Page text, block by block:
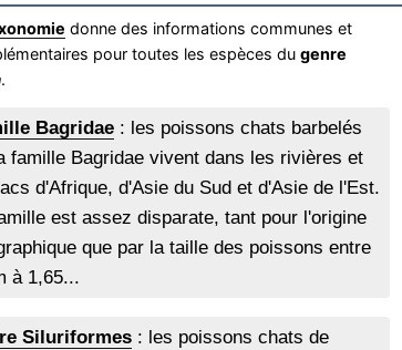
donne des informations communes et
pour toutes les espèces dugenre
.
Bagridae : les poissons chats barbelés
famille Bagridae vivent dans les rivières et
d'Afrique, d'Asie du Sud et d'Asie de l'Est.
est assez disparate, tant pour l'origine
que par la taille des poissons entre
à 1,65...
Siluriformes : les poissons chats de